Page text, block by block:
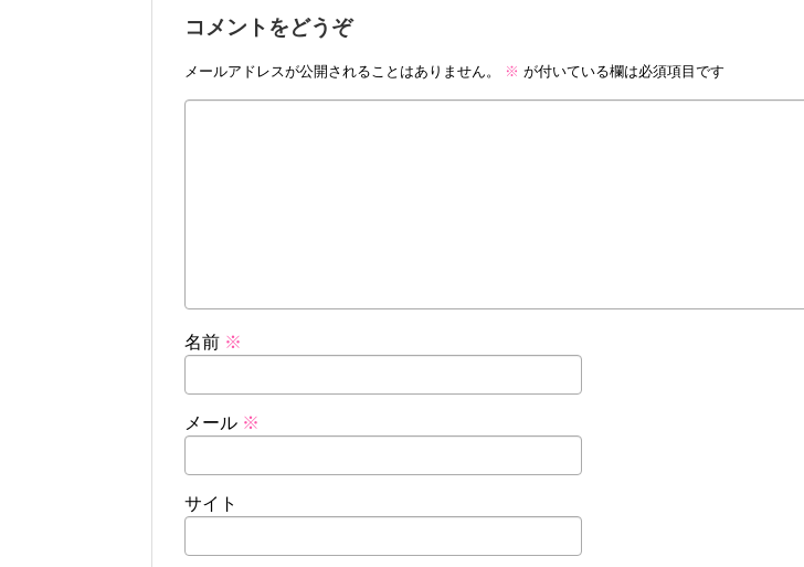
コメントをどうぞ
メールアドレスが公開されることはありません。 ※ が付いている欄は必須項目です
名前 ※
メール ※
サイト